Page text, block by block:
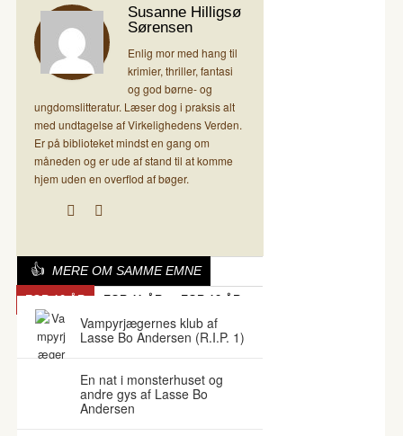
Susanne Hilligsø
Sørensen
Enlig mor med hang til
krimier, thriller, fantasi
og god børne- og
ungdomslitteratur. Læser dog i praksis alt
med undtagelse af Virkelighedens Verden.
Er på biblioteket mindst en gang om
måneden og er ude af stand til at komme
hjem uden en overflod af bøger.
MERE OM SAMME EMNE
FOR 10 ÅR FOR 11 ÅR FOR 12 ÅR
Vampyrjægernes klub af
Lasse Bo Andersen (R.I.P. 1)
En nat i monsterhuset og
andre gys af Lasse Bo
Andersen